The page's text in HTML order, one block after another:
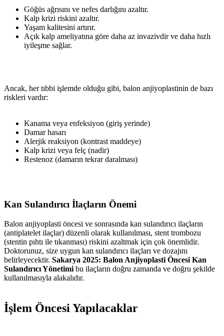
Göğüs ağrısını ve nefes darlığını azaltır.
Kalp krizi riskini azaltır.
Yaşam kalitesini artırır.
Açık kalp ameliyatına göre daha az invazivdir ve daha hızlı
iyileşme sağlar.
Ancak, her tıbbi işlemde olduğu gibi, balon anjiyoplastinin de bazı
riskleri vardır:
Kanama veya enfeksiyon (giriş yerinde)
Damar hasarı
Alerjik reaksiyon (kontrast maddeye)
Kalp krizi veya felç (nadir)
Restenoz (damarın tekrar daralması)
Kan Sulandırıcı İlaçların Önemi
Balon anjiyoplasti öncesi ve sonrasında kan sulandırıcı ilaçların
(antiplatelet ilaçlar) düzenli olarak kullanılması, stent trombozu
(stentin pıhtı ile tıkanması) riskini azaltmak için çok önemlidir.
Doktorunuz, size uygun kan sulandırıcı ilaçları ve dozajını
belirleyecektir. Sakarya 2025: Balon Anjiyoplasti Öncesi Kan
Sulandırıcı Yönetimi bu ilaçların doğru zamanda ve doğru şekilde
kullanılmasıyla alakalıdır.
İşlem Öncesi Yapılacaklar